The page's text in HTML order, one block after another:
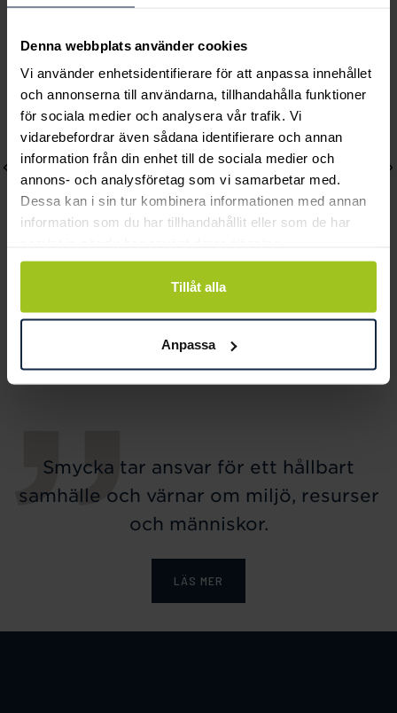
Denna webbplats använder cookies
Vi använder enhetsidentifierare för att anpassa innehållet
och annonserna till användarna, tillhandahålla funktioner
för sociala medier och analysera vår trafik. Vi
vidarebefordrar även sådana identifierare och annan
information från din enhet till de sociala medier och
annons- och analysföretag som vi samarbetar med.
Dessa kan i sin tur kombinera informationen med annan
information som du har tillhandahållit eller som de har
Tillåt alla
Anpassa
Emily pearl bracelet -
Mockberg
Smycka tar ansvar för ett hållbart
samhälle och värnar om miljö, resurser
och människor.
LÄS MER